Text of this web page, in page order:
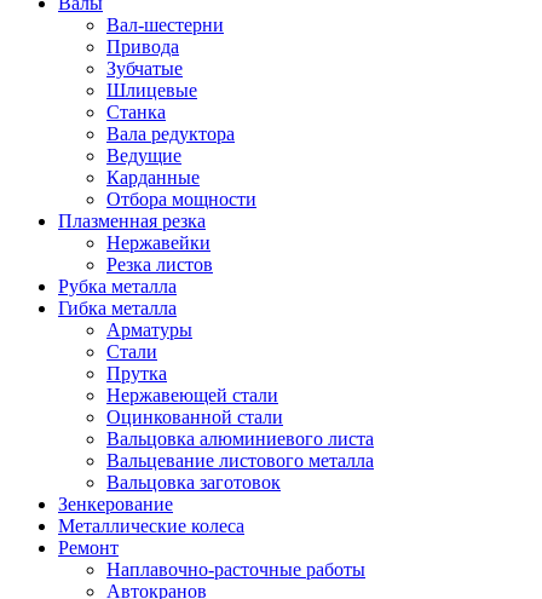
Вал-шестерни
Привода
Зубчатые
Шлицевые
Станка
Вала редуктора
Ведущие
Карданные
Отбора мощности
Плазменная резка
Нержавейки
Резка листов
Рубка металла
Гибка металла
Арматуры
Стали
Прутка
Нержавеющей стали
Оцинкованной стали
Вальцовка алюминиевого листа
Вальцевание листового металла
Вальцовка заготовок
Зенкерование
Металлические колеса
Ремонт
Наплавочно-расточные работы
Автокранов